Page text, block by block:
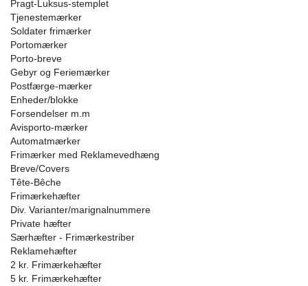
Pragt-Luksus-stemplet
Tjenestemærker
Soldater frimærker
Portomærker
Porto-breve
Gebyr og Feriemærker
Postfærge-mærker
Enheder/blokke
Forsendelser m.m
Avisporto-mærker
Automatmærker
Frimærker med Reklamevedhæng
Breve/Covers
Tête-Bêche
Frimærkehæfter
Div. Varianter/marignalnummere
Private hæfter
Særhæfter - Frimærkestriber
Reklamehæfter
2 kr. Frimærkehæfter
5 kr. Frimærkehæfter